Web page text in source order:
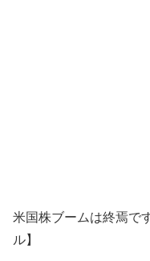
米国株ブームは終焉で
ル】